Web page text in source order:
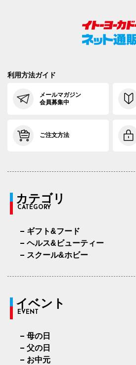
利用方法ガイド
メールマガジン
会員募集中
ご注文方法
カテゴリ
CATEGORY
ギフト&フード
ヘルス&ビューティー
スクール&ホビー
イベント
EVENT
母の日
父の日
お中元